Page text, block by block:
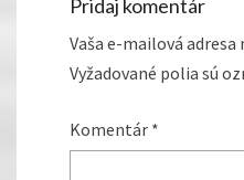
Pridaj komentár
Vaša e-mailová adresa
Vyžadované polia sú
Komentár *